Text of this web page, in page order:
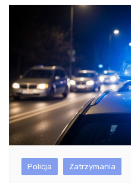
Policja Zatrzymania